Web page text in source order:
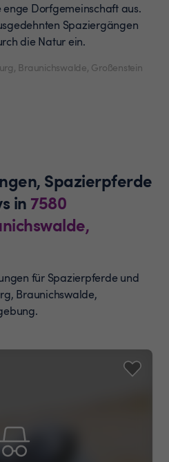
Braunichswalde, Großenstein
Dorfgemeinschaft aus.
Spaziergängen
die Natur ein.
Spazierpferde
in 7580
für Spazierpferde und
Braunichswalde,